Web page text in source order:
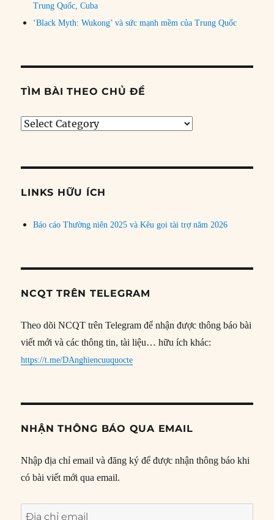
Trung Quốc, Cuba
‘Black Myth: Wukong’ và sức mạnh mềm của Trung Quốc
TÌM BÀI THEO CHỦ ĐỀ
Tìm
đề
LINKS HỮU ÍCH
Báo cáo Thường niên 2025 và Kêu gọi tài trợ năm 2026
NCQT TRÊN TELEGRAM
Theo dõi NCQT trên Telegram để nhận được thông báo bài
viết mới và các thông tin, tài liệu… hữu ích khác:
https://t.me/DAnghiencuuquocte
NHẬN THÔNG BÁO QUA EMAIL
Nhập địa chỉ email và đăng ký để được nhận thông báo khi
có bài viết mới qua email.
Địa